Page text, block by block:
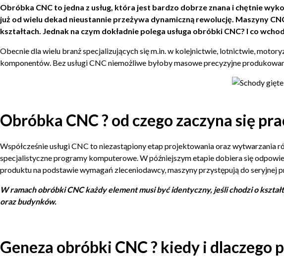
Obróbka CNC to jedna z usług, która jest bardzo dobrze znana i chętnie
już od wielu dekad nieustannie przeżywa dynamiczną rewolucję. Maszyny
kształtach. Jednak na czym dokładnie polega usługa obróbki CNC? I co
Obecnie dla wielu branż specjalizujących się m.in. w kolejnictwie, lotnictwie,
komponentów. Bez usługi CNC niemożliwe byłoby masowe precyzyjne
Obróbka CNC ? od czego zaczyna się
Współcześnie usługi CNC to niezastąpiony etap projektowania oraz
specjalistyczne programy komputerowe. W późniejszym etapie dobiera się
produktu na podstawie wymagań zleceniodawcy, maszyny przystępują do seryjnej
W ramach obróbki CNC każdy element musi być identyczny, jeśli chodzi o
oraz budynków.
Geneza obróbki CNC ? kiedy i dlaczego